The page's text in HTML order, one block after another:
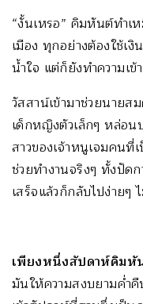
“งั้นเหรอ” คิมหันต์ทำเ
เมือง ทุกอย่างต้องใช้เ
น้ำใจ แต่ก็ยังทำความเข้
วัสสาน์เข้ามาช่วยนาย
เด็กหญิงตัวเล็กๆ หล่อน
สาวของเจ้าหนูเจมคนที่
ช่วยทำงานจริงๆ ทั้งปัดก
เสร็จแล้วก็กลับไปง่ายๆ
เพียงหนึ่งสัปดาห์คิมหั
มันให้ความสงบยามค่ำ